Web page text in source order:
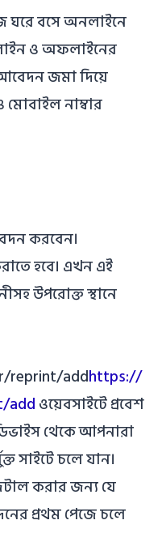
বসে অনলাইনে
ও অফলাইনের
জমা দিয়ে
নাম্বার
করবেন।
হবে। এখন এই
উপরোক্ত স্থানে
reprint/addhttps://
addওয়েবসাইটে প্রবেশ
থেকে আপনারা
সাইটে চলে যান।
করার জন্য যে
প্রথম পেজে চলে